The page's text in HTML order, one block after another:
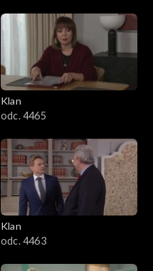
Klan
odc. 4465
Klan
odc. 4463